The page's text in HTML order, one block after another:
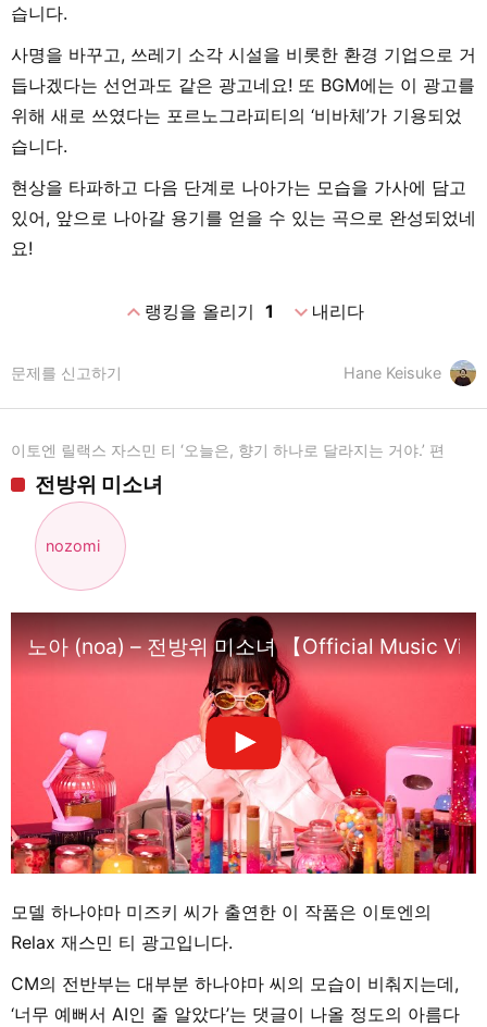
습니다.
사명을 바꾸고, 쓰레기 소각 시설을 비롯한 환경 기업으로 거
듭나겠다는 선언과도 같은 광고네요! 또 BGM에는 이 광고를
위해 새로 쓰였다는 포르노그라피티의 ‘비바체’가 기용되었
습니다.
현상을 타파하고 다음 단계로 나아가는 모습을 가사에 담고
있어, 앞으로 나아갈 용기를 얻을 수 있는 곡으로 완성되었네
요!
expand_less랭킹을 올리기 1 expand_more내리다
Hane Keisuke
문제를 신고하기
이토엔 릴랙스 자스민 티 ‘오늘은, 향기 하나로 달라지는 거야.’ 편
전방위 미소녀
nozomi
노아 (noa) – 전방위 미소녀 【Official Music
모델 하나야마 미즈키 씨가 출연한 이 작품은 이토엔의
Relax 재스민 티 광고입니다.
CM의 전반부는 대부분 하나야마 씨의 모습이 비춰지는데,
‘너무 예뻐서 AI인 줄 알았다’는 댓글이 나올 정도의 아름다